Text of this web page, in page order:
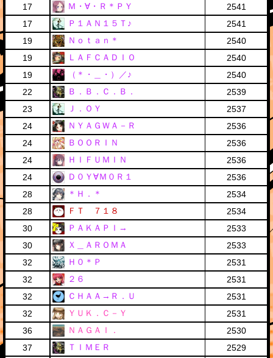
17
Ｍ・∀・Ｒ＊ＰＹ
2541
17
Ｐ１ＡＮ１５Ｔ♪
2541
19
Ｎｏｔａｎ＊
2540
19
ＬＡＦＣＡＤＩＯ
2540
19
（＊・＿・）／♪
2540
22
Ｂ．Ｂ．Ｃ．Ｂ．
2539
23
Ｊ．ＯＹ
2537
24
ＮＹＡＧＷＡ－Ｒ
2536
24
ＢＯＯＲＩＮ
2536
24
ＨＩＦＵＭＩＮ
2536
24
Ｄ０Ｙ∀Ｍ０Ｒ１
2536
28
＊Ｈ．＊
2534
28
ＦＴ ７１８
2534
30
ＰＡＫＡＰＩ→
2533
30
Ｘ＿ＡＲＯＭＡ
2533
32
Ｈ０＊Ｐ
2531
32
２６
2531
32
ＣＨＡＡ→Ｒ．Ｕ
2531
32
ＹＵＫ．Ｃ－Ｙ
2531
36
ＮＡＧＡＩ．
2530
37
ＴＩＭＥＲ
2529